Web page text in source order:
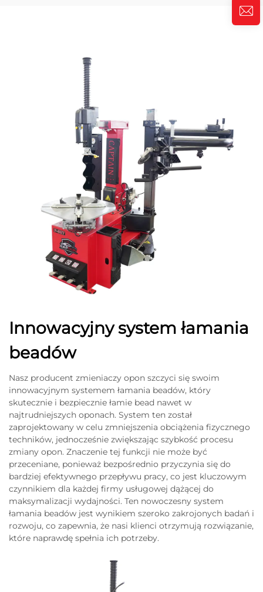
Innowacyjny system łamania
beadów
Nasz producent zmieniaczy opon szczyci się swoim
innowacyjnym systemem łamania beadów, który
skutecznie i bezpiecznie łamie bead nawet w
najtrudniejszych oponach. System ten został
zaprojektowany w celu zmniejszenia obciążenia fizycznego
techników, jednocześnie zwiększając szybkość procesu
zmiany opon. Znaczenie tej funkcji nie może być
przeceniane, ponieważ bezpośrednio przyczynia się do
bardziej efektywnego przepływu pracy, co jest kluczowym
czynnikiem dla każdej firmy usługowej dążącej do
maksymalizacji wydajności. Ten nowoczesny system
łamania beadów jest wynikiem szeroko zakrojonych badań i
rozwoju, co zapewnia, że nasi klienci otrzymują rozwiązanie,
które naprawdę spełnia ich potrzeby.